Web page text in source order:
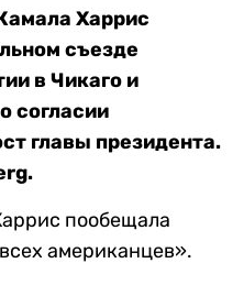
Харрис
съезде
в Чикаго и
согласии
главы президента.
пообещала
американцев».